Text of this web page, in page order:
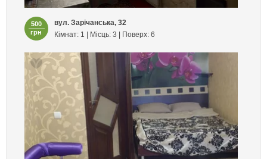
500
грн
вул. Зарічанська, 32
Кімнат: 1 | Місць: 3 | Поверх: 6